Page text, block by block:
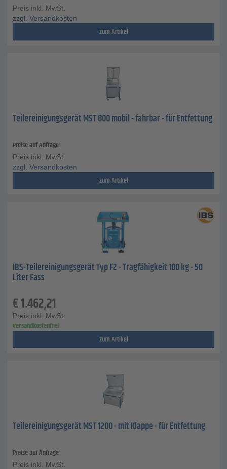
Preis inkl. MwSt.
zzgl. Versandkosten
zum Artikel
Teilereinigungsgerät MST 800 mobil - fahrbar - für Entfettung
Preise auf Anfrage
Preis inkl. MwSt.
zzgl. Versandkosten
zum Artikel
IBS-Teilereinigungsgerät Typ F2 - Tragfähigkeit 100 kg - 50
Liter Fass
€1.462,21
Preis inkl. MwSt.
versandkostenfrei
zum Artikel
Teilereinigungsgerät MST 1200 - mit Klappe - für Entfettung
Preise auf Anfrage
Preis inkl. MwSt.